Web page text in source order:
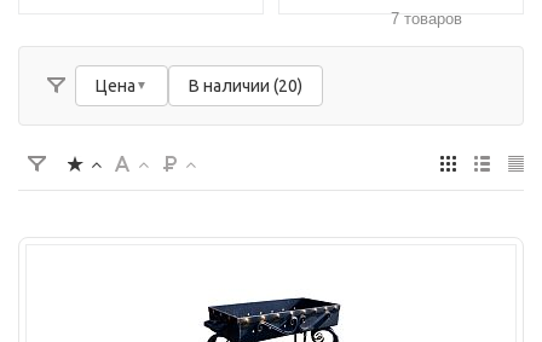
7 товаров
Цена В наличии (20)